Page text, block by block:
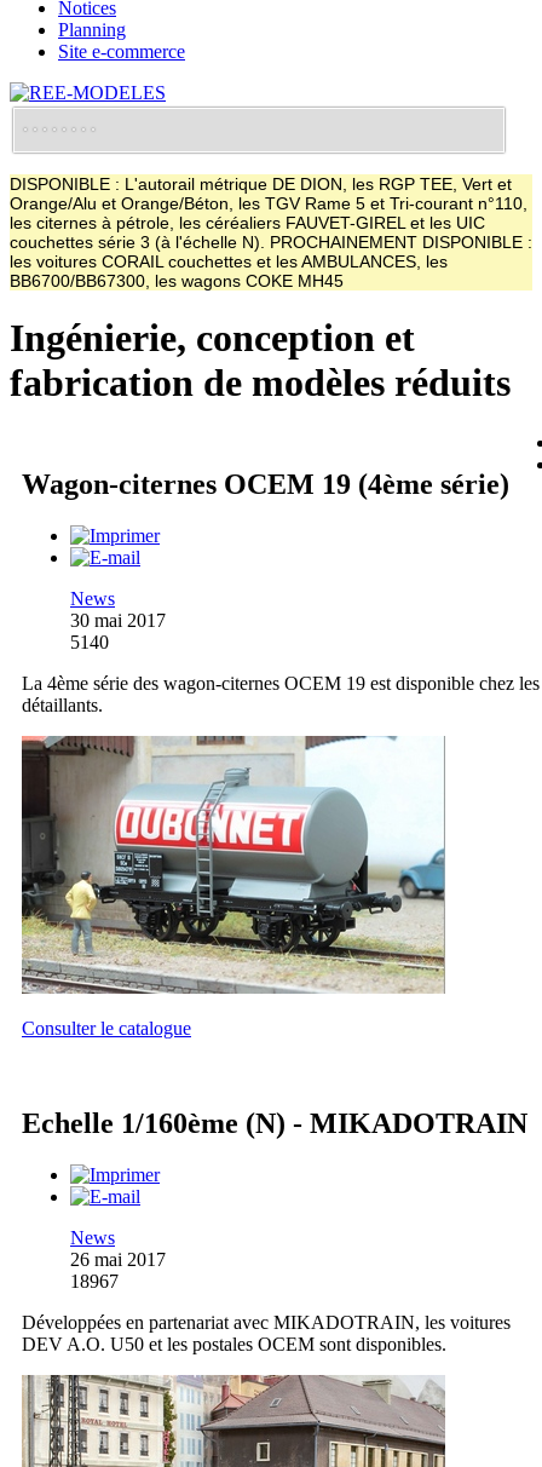
Notices
Planning
Site e-commerce
DISPONIBLE : L'autorail métrique DE DION, les RGP TEE, Vert et
Orange/Alu et Orange/Béton, les TGV Rame 5 et Tri-courant n°110,
les citernes à pétrole, les céréaliers FAUVET-GIREL et les UIC
couchettes série 3 (à l'échelle N). PROCHAINEMENT DISPONIBLE :
les voitures CORAIL couchettes et les AMBULANCES, les
BB6700/BB67300, les wagons COKE MH45
Ingénierie, conception et
fabrication de modèles réduits
Wagon-citernes OCEM 19 (4ème série)
News
30 mai 2017
5140
La 4ème série des wagon-citernes OCEM 19 est disponible chez les
détaillants.
Consulter le catalogue
Echelle 1/160ème (N) - MIKADOTRAIN
News
26 mai 2017
18967
Développées en partenariat avec MIKADOTRAIN, les voitures
DEV A.O. U50 et les postales OCEM sont disponibles.